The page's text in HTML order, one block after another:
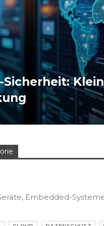
Sicherheit:
Embedded-